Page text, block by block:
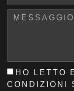
HO LETTO
CONDIZIONI